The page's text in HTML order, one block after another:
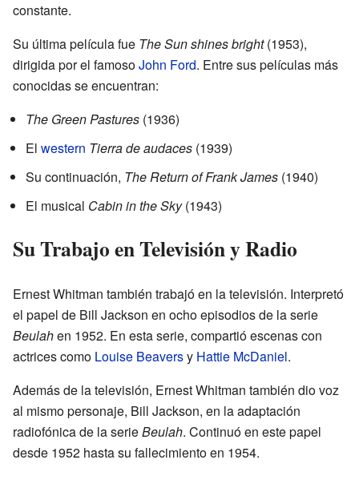
constante.
Su última película fue The Sun shines bright(1953),
dirigida por el famosoJohn Ford. Entre sus películas más
conocidas se encuentran:
The Green Pastures (1936)
El western Tierra de audaces (1939)
Su continuación, The Return of Frank James (1940)
El musical Cabin in the Sky(1943)
Su Trabajo en Televisión y Radio
Ernest Whitman también trabajó en la televisión. Interpretó
el papel de Bill Jackson en ocho episodios de la serie
Beulahen 1952. En esta serie, compartió escenas con
actrices como Louise Beaversy Hattie McDaniel.
Además de la televisión, Ernest Whitman también dio voz
al mismo personaje, Bill Jackson, en la adaptación
radiofónica de la serieBeulah. Continuó en este papel
desde 1952 hasta su fallecimiento en 1954.